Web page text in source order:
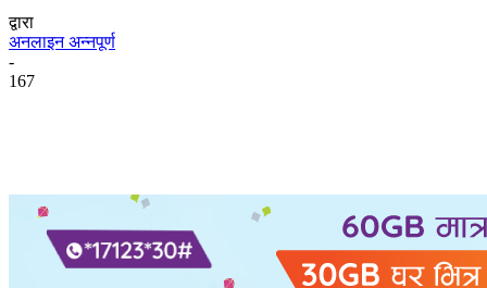
द्वारा
अनलाइन अन्नपूर्ण
-
167